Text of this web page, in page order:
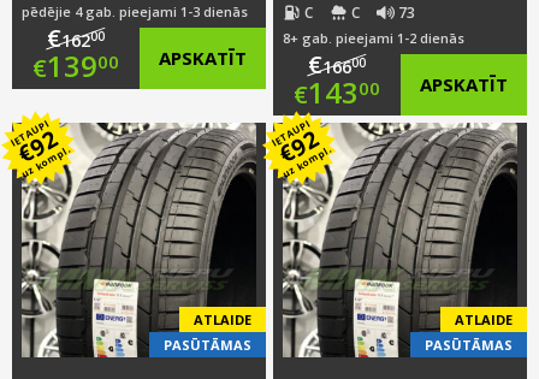
pēdējie 4 gab. pieejami 1-3 dienās
€16200
Original
was:
€162.00.
€13900
price
is:
€139.00.
APSKATĪT
C C 73
8+ gab. pieejami 1-2 dienās
€16600
Original
price
was:
€166.00.
€14300
Current
price
is:
€143.00.
APSKATĪT
IETAUPI
€92
uz kompl.
ATLAIDE
PASŪTĀMAS
IETAUPI
€92
uz kompl.
ATLAIDE
PASŪTĀMAS